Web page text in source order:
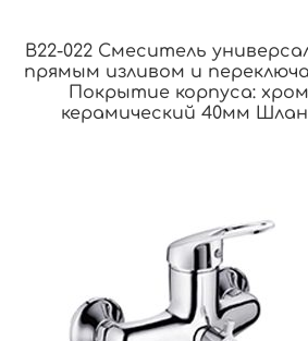
B22-022 Смеситель
прямым изливом и
Покрытие корпуса:
керамический 40мм